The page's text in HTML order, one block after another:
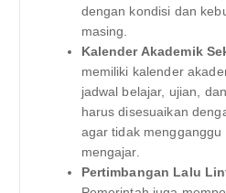
dengan kondisi dan
masing.
Kalender Akademik
memiliki kalender
jadwal belajar, ujian,
harus disesuaikan
agar tidak mengganggu
mengajar.
Pertimbangan Lalu